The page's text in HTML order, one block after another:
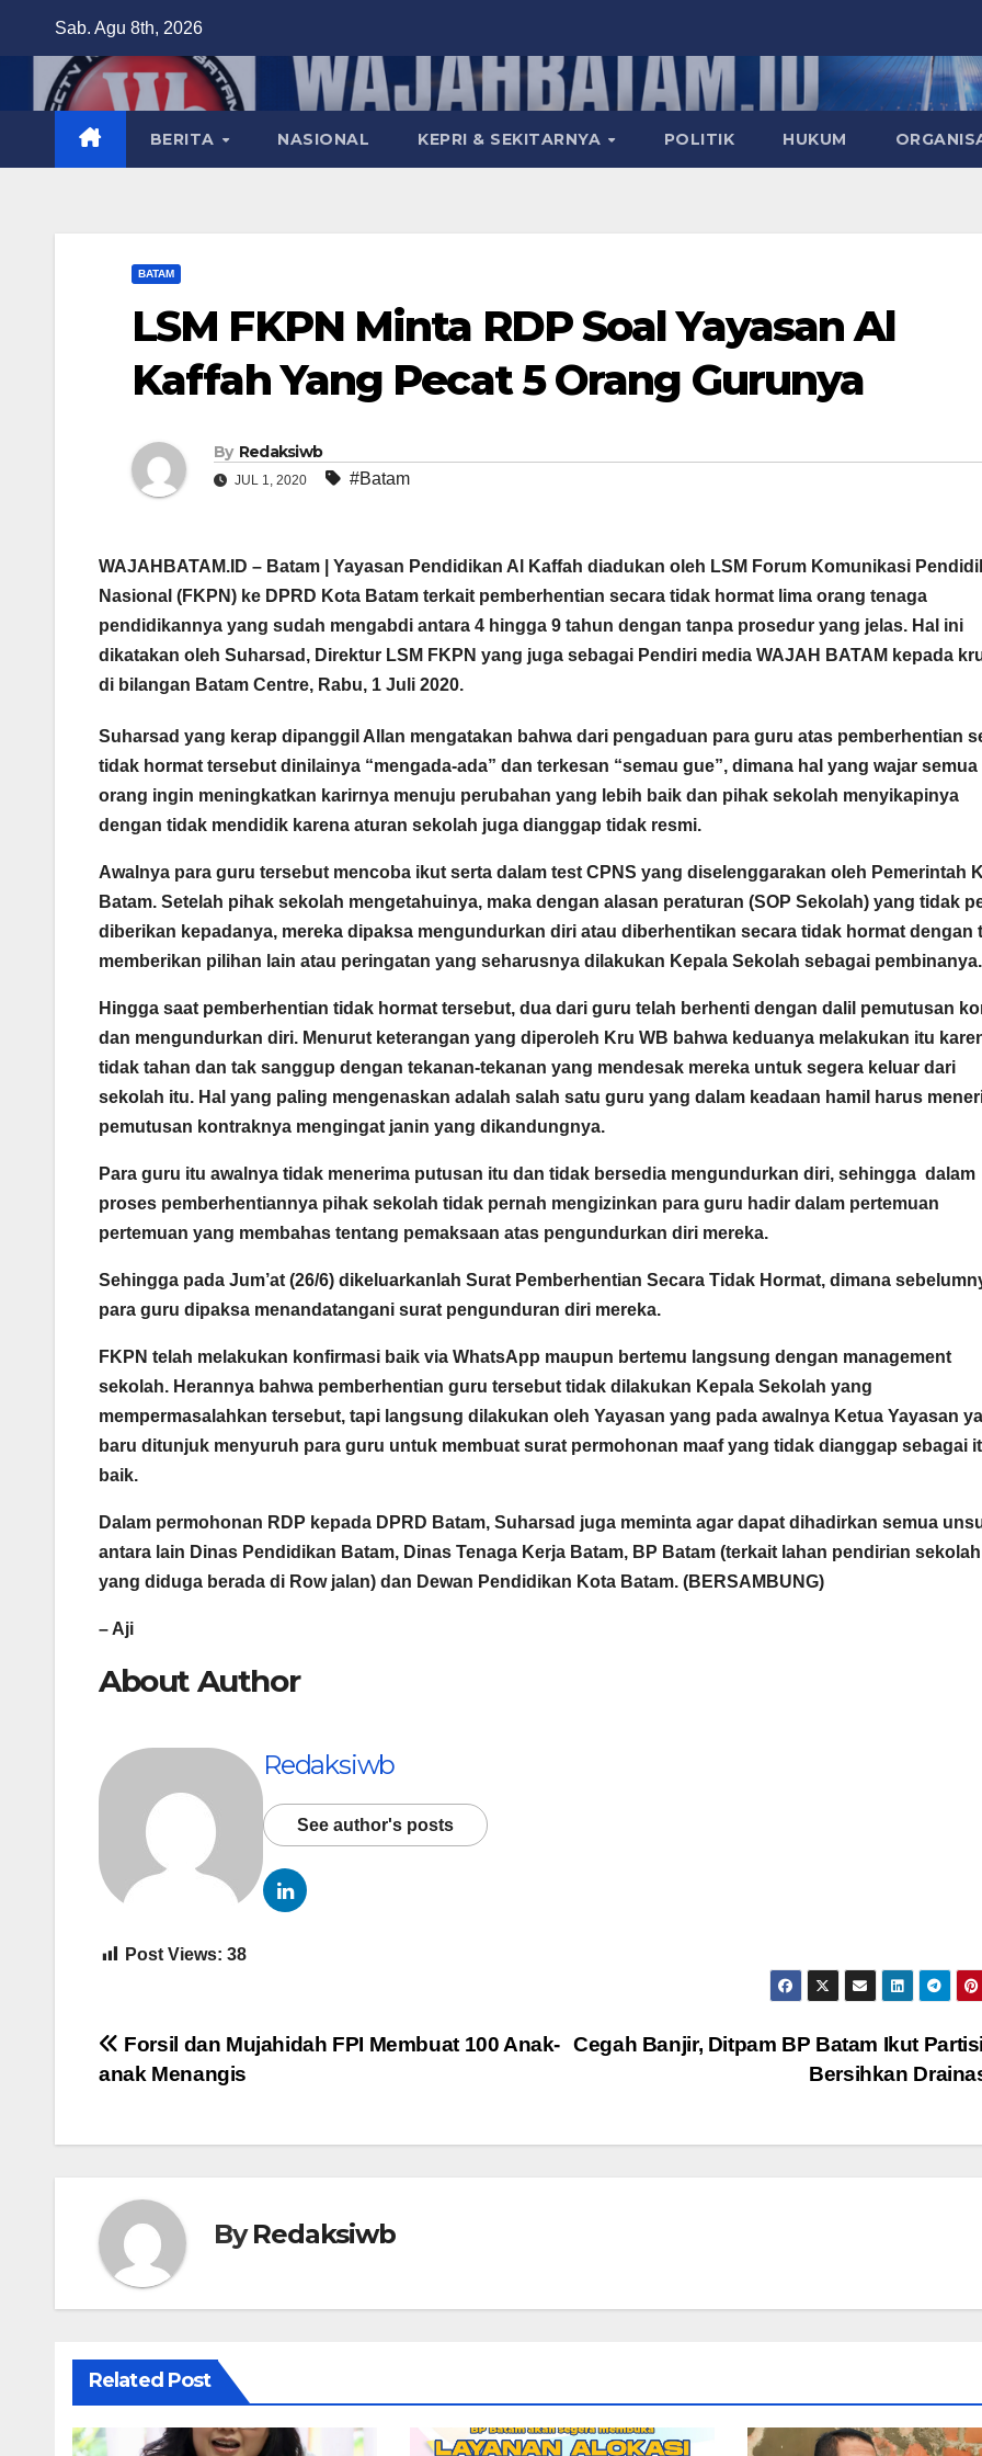
content
Sab. Agu 8th, 2026
BERITA NASIONAL KEPRI & SEKITARNYA POLITIK HUKUM
BATAM
LSM FKPN Minta RDP Soal Yayasan Al
Kaffah Yang Pecat 5 Orang Gurunya
By Redaksiwb
JUL 1, 2020 #Batam
WAJAHBATAM.ID – Batam | Yayasan Pendidikan Al Kaffah diadukan oleh LSM Forum Komunikasi
Nasional (FKPN) ke DPRD Kota Batam terkait pemberhentian secara tidak hormat lima orang tenaga
pendidikannya yang sudah mengabdi antara 4 hingga 9 tahun dengan tanpa prosedur yang jelas. Hal ini
dikatakan oleh Suharsad, Direktur LSM FKPN yang juga sebagai Pendiri media WAJAH BATAM kepada
di bilangan Batam Centre, Rabu, 1 Juli 2020.
Suharsad yang kerap dipanggil Allan mengatakan bahwa dari pengaduan para guru atas pemberhentian
tidak hormat tersebut dinilainya “mengada-ada” dan terkesan “semau gue”, dimana hal yang wajar semua
orang ingin meningkatkan karirnya menuju perubahan yang lebih baik dan pihak sekolah menyikapinya
dengan tidak mendidik karena aturan sekolah juga dianggap tidak resmi.
Awalnya para guru tersebut mencoba ikut serta dalam test CPNS yang diselenggarakan oleh Pemerintah
Batam. Setelah pihak sekolah mengetahuinya, maka dengan alasan peraturan (SOP Sekolah) yang tidak
diberikan kepadanya, mereka dipaksa mengundurkan diri atau diberhentikan secara tidak hormat dengan
memberikan pilihan lain atau peringatan yang seharusnya dilakukan Kepala Sekolah sebagai pembinanya.
Hingga saat pemberhentian tidak hormat tersebut, dua dari guru telah berhenti dengan dalil pemutusan
dan mengundurkan diri. Menurut keterangan yang diperoleh Kru WB bahwa keduanya melakukan itu
tidak tahan dan tak sanggup dengan tekanan-tekanan yang mendesak mereka untuk segera keluar dari
sekolah itu. Hal yang paling mengenaskan adalah salah satu guru yang dalam keadaan hamil harus
pemutusan kontraknya mengingat janin yang dikandungnya.
Para guru itu awalnya tidak menerima putusan itu dan tidak bersedia mengundurkan diri, sehingga dalam
proses pemberhentiannya pihak sekolah tidak pernah mengizinkan para guru hadir dalam pertemuan
pertemuan yang membahas tentang pemaksaan atas pengundurkan diri mereka.
Sehingga pada Jum’at (26/6) dikeluarkanlah Surat Pemberhentian Secara Tidak Hormat, dimana
para guru dipaksa menandatangani surat pengunduran diri mereka.
FKPN telah melakukan konfirmasi baik via WhatsApp maupun bertemu langsung dengan management
sekolah. Herannya bahwa pemberhentian guru tersebut tidak dilakukan Kepala Sekolah yang
mempermasalahkan tersebut, tapi langsung dilakukan oleh Yayasan yang pada awalnya Ketua Yayasan
baru ditunjuk menyuruh para guru untuk membuat surat permohonan maaf yang tidak dianggap sebagai
baik.
Dalam permohonan RDP kepada DPRD Batam, Suharsad juga meminta agar dapat dihadirkan semua
antara lain Dinas Pendidikan Batam, Dinas Tenaga Kerja Batam, BP Batam (terkait lahan pendirian sekolah
yang diduga berada di Row jalan) dan Dewan Pendidikan Kota Batam. (BERSAMBUNG)
– Aji
About Author
Redaksiwb
See author's posts
Post Views: 38
Navigasi
Cegah Banjir, Ditpam BP Batam Ikut
Bersihkan
Forsil dan Mujahidah FPI Membuat 100 Anak-
anak Menangis
ByRedaksiwb
Related Post